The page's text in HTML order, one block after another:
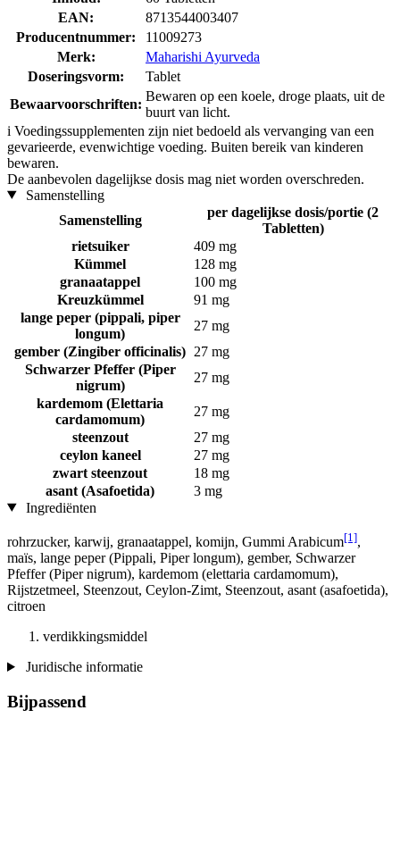
EAN:
8713544003407
Producentnummer:
11009273
Merk:
Maharishi Ayurveda
Doseringsvorm:
Tablet
Bewaarvoorschriften:
Bewaren op een koele, droge plaats, uit de
buurt van licht.
i Voedingssupplementen zijn niet bedoeld als vervanging van een
gevarieerde, evenwichtige voeding. Buiten bereik van kinderen
bewaren.
De aanbevolen dagelijkse dosis mag niet worden overschreden.
Samenstelling
Samenstelling
per dagelijkse dosis/portie (2
Tabletten)
rietsuiker
409 mg
Kümmel
128 mg
granaatappel
100 mg
Kreuzkümmel
91 mg
lange peper (pippali, piper
longum)
27 mg
gember (Zingiber officinalis) 27 mg
Schwarzer Pfeffer (Piper
nigrum)
27 mg
kardemom (Elettaria
cardamomum)
27 mg
steenzout
27 mg
ceylon kaneel
27 mg
zwart steenzout
18 mg
asant (Asafoetida)
3 mg
Ingrediënten
rohrzucker, karwij, granaatappel, komijn, Gummi Arabicum[1],
maïs, lange peper (Pippali, Piper longum), gember, Schwarzer
Pfeffer (Piper nigrum), kardemom (elettaria cardamomum),
Rijstzetmeel, Steenzout, Ceylon-Zimt, Steenzout, asant (asafoetida),
citroen
verdikkingsmiddel
Juridische informatie
Bijpassend